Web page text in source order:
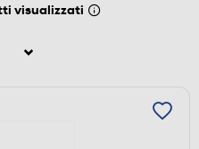
visualizzati